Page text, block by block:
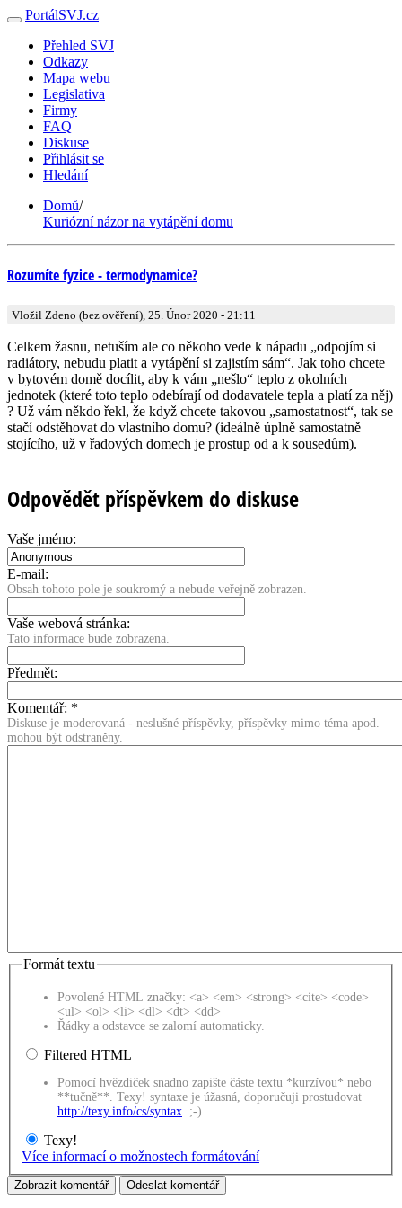
PortálSVJ.cz
Přehled SVJ
Odkazy
Mapa webu
Legislativa
Firmy
FAQ
Diskuse
Přihlásit se
Hledání
Domů/
Kuriózní názor na vytápění domu
Rozumíte fyzice - termodynamice?
Vložil Zdeno (bez ověření), 25. Únor 2020 - 21:11
Celkem žasnu, netuším ale co někoho vede k nápadu „odpojím si
radiátory, nebudu platit a vytápění si zajistím sám“. Jak toho chcete
v bytovém domě docílit, aby k vám „nešlo“ teplo z okolních
jednotek (které toto teplo odebírají od dodavatele tepla a platí za něj)
? Už vám někdo řekl, že když chcete takovou „samostatnost“, tak se
stačí odstěhovat do vlastního domu? (ideálně úplně samostatně
stojícího, už v řadových domech je prostup od a k sousedům).
Odpovědět příspěvkem do diskuse
Vaše jméno:
E-mail:
Obsah tohoto pole je soukromý a nebude veřejně zobrazen.
Vaše webová stránka:
Tato informace bude zobrazena.
Předmět:
Komentář: *
Diskuse je moderovaná - neslušné příspěvky, příspěvky mimo téma apod.
mohou být odstraněny.
Formát textu
Povolené HTML značky: <a> <em> <strong> <cite> <code>
<ul> <ol> <li> <dl> <dt> <dd>
Řádky a odstavce se zalomí automaticky.
Filtered HTML
Pomocí hvězdiček snadno zapište částe textu *kurzívou* nebo
**tučně**. Texy! syntaxe je úžasná, doporučuji prostudovat
http://texy.info/cs/syntax . ;-)
Texy!
Více informací o možnostech formátování